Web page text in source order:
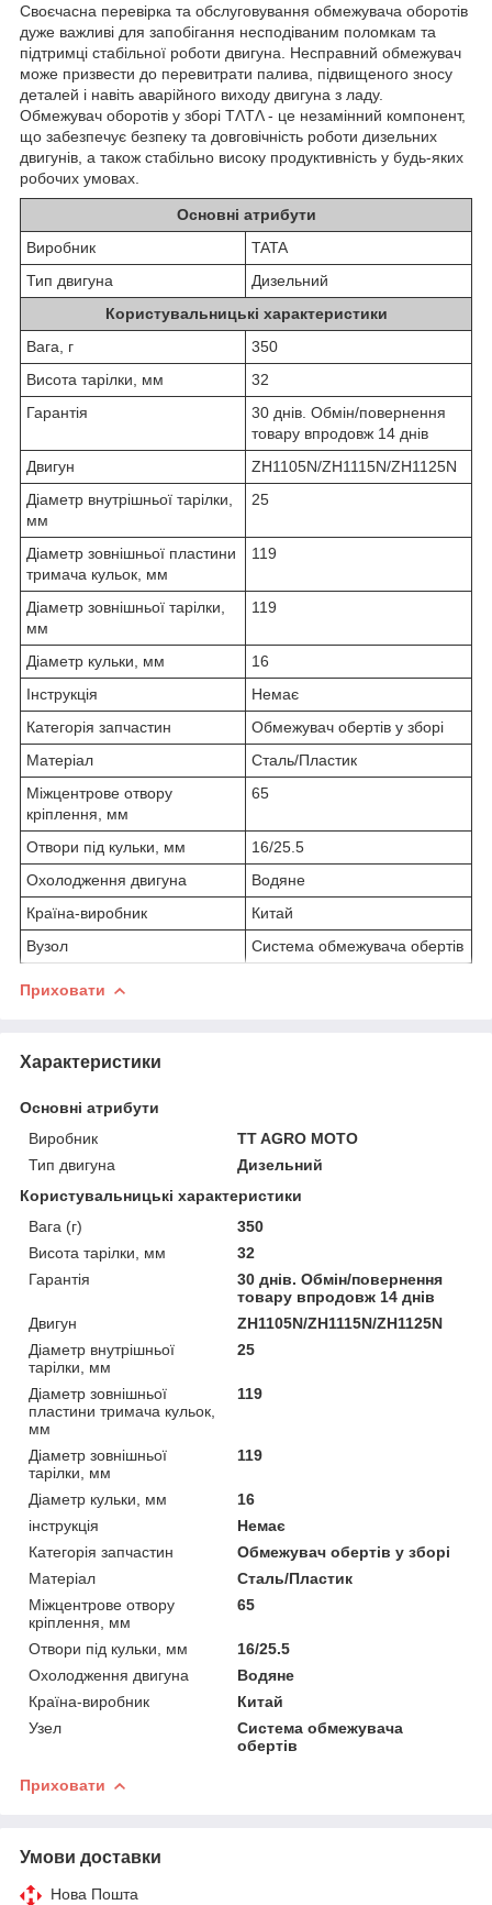
Своєчасна перевірка та обслуговування обмежувача оборотів
дуже важливі для запобігання несподіваним поломкам та
підтримці стабільної роботи двигуна. Несправний обмежувач
може призвести до перевитрати палива, підвищеного зносу
деталей і навіть аварійного виходу двигуна з ладу.
Обмежувач оборотів у зборі TΛTΛ - це незамінний компонент,
що забезпечує безпеку та довговічність роботи дизельних
двигунів, а також стабільно високу продуктивність у будь-яких
робочих умовах.
Основні атрибути
Виробник
TATA
Тип двигуна
Дизельний
Користувальницькі характеристики
Вага, г
350
Висота тарілки, мм
32
Гарантія
30 днів. Обмін/повернення
товару впродовж 14 днів
Двигун
ZH1105N/ZH1115N/ZH1125N
Діаметр внутрішньої тарілки,
мм
25
Діаметр зовнішньої пластини
тримача кульок, мм
119
Діаметр зовнішньої тарілки,
мм
119
Діаметр кульки, мм
16
Інструкція
Немає
Категорія запчастин
Обмежувач обертів у зборі
Матеріал
Сталь/Пластик
Міжцентрове отвору
кріплення, мм
65
Отвори під кульки, мм
16/25.5
Охолодження двигуна
Водяне
Країна-виробник
Китай
Вузол
Система обмежувача обертів
Приховати
Характеристики
Основні атрибути
Виробник
TT AGRO MOTO
Тип двигуна
Дизельний
Користувальницькі характеристики
Вага (г)
350
Висота тарілки, мм
32
Гарантія
30 днів. Обмін/повернення
товару впродовж 14 днів
Двигун
ZH1105N/ZH1115N/ZH1125N
Діаметр внутрішньої
тарілки, мм
25
Діаметр зовнішньої
пластини тримача кульок,
мм
119
Діаметр зовнішньої
тарілки, мм
119
Діаметр кульки, мм
16
інструкція
Немає
Категорія запчастин
Обмежувач обертів у зборі
Матеріал
Сталь/Пластик
Міжцентрове отвору
кріплення, мм
65
Отвори під кульки, мм
16/25.5
Охолодження двигуна
Водяне
Країна-виробник
Китай
Узел
Система обмежувача
обертів
Приховати
Умови доставки
Нова Пошта